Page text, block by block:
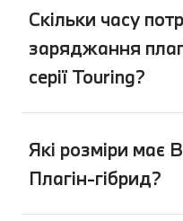
Скільки часу
заряджання
серії Touring?
Які розміри має
Плагін-гібрид?